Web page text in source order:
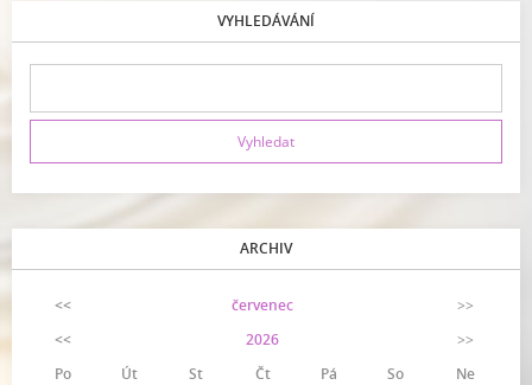
VYHLEDÁVÁNÍ
ARCHIV
<< červenec
>>
<<
2026
>>
Po
Út St Čt Pá So
Ne